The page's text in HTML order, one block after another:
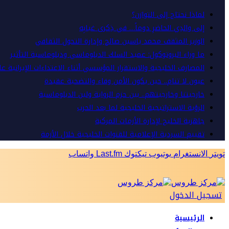
لماذا نحتاج إلى التوازن؟
إلى والدِي الحاضرِ دوماً… في ذِكرى غيابِه
الوزير المثقف محمد ياسين صالح وإدارة التحول الثقافي
ما وراء البروتوكول: عميد السلك الدبلوماسي ودبلوماسية التأثير
المصارف الخليجية والاستقرار المؤسسي أثناء الاعتداءات
عيون لا تنام.. حين يكون الأمن وفاء والتضحية عقيدة
خارجيتنا وخارجيتهم.. بين حزم الرواية ولين الدبلوماسية
الرؤية الاستراتيجية الخليجية لما بعد الحرب
جاهزية الخليج لإدارة الأزمات المركبة
تقييم السردية الإعلامية للقنوات الخليجية خلال الأزمة
تويتر الانستغرام يوتيوب تيكتوك Last.fm واتساب
تسجيل الدخول
الرئيسية